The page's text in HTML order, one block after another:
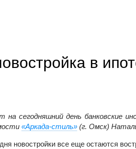
в
сегодняшний день банковские
«Аркада-стиль»(г. Омск)
новостройки все еще остаются